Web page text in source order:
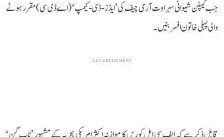
جب کیپٹن شیوانی سہراوت آرمی چیف کی ’ایڈز-ڈی-کیمپ‘ (اے ڈی سی) مقرر ہونے
والی پہلی خاتون افسر بنیں۔
ADVERTISEMENT